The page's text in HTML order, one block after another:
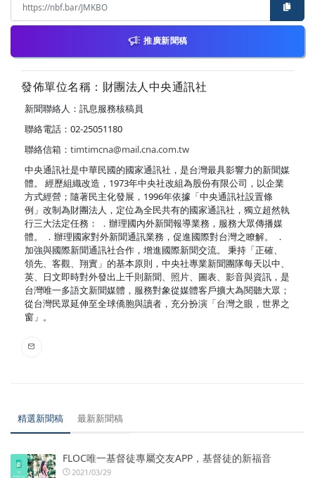
推廣新聞稿
發佈單位名稱：財團法人中央通訊社
新聞聯絡人：訊息服務核稿員
聯絡電話：02-25051180
聯絡信箱： timtimcna@mail.cna.com.tw
中央通訊社是中華民國的國家通訊社，是台灣最具影響力的新聞媒
體。 經歷組織改造，1973年中央社改組為股份有限公司，以企業
方式經營；隨著民主化發展，1996年依據「中央通訊社設置條
例」改制為財團法人，定位為全民共有的國家通訊社，獨立超然執
行三大法定任務： ．辦理國內外新聞報導業務，服務大眾傳播媒
體。 ．辦理國家對外新聞通訊業務，促進國際對台灣之瞭解。 ．
加強與國際新聞通訊社合作，增進國際新聞交流。 秉持「正確、
領先、客觀、翔實」的基本原則，中央社專業新聞團隊每天以中、
英、日文即時對外發出上千則新聞、照片、圖表、影音與資訊，是
台灣唯一多語文新聞媒體，服務對象從媒體客戶擴大為閱聽大眾；
從台灣民眾延伸至全球僑胞與讀者，充分扮演「台灣之眼，世界之
窗」。
精選新聞稿 最新新聞稿
FLOC唯一基督徒專屬交友APP，基督徒的新福音
2021/03/29